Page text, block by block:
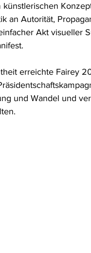
künstlerischen
an Autorität,
Akt visueller
erreichte Fairey
und Wandel und